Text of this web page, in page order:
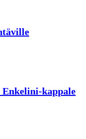
Enkelini-kappale